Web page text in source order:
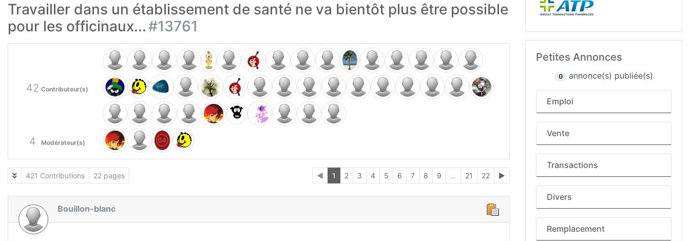
Travailler dans un établissement de santé ne va bientôt plus être possible
pour les officinaux...#13761
42 Contributeur(s)
4 Modérateur(s)
421 Contributions 22 pages ◄ 1 2 3 4 5 6 7 8 9 … 21 22 ►
Bouillon-blanc
Petites Annonces
0 annonce(s) publiée(s)
Emploi
Vente
Transactions
Divers
Remplacement